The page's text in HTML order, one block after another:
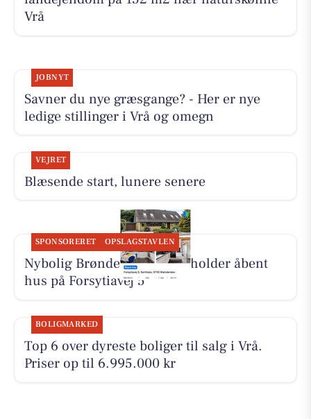
Vrå
JOBNYT
Savner du nye græsgange? - Her er nye
ledige stillinger i Vrå og omegn
VEJRET
Blæsende start, lunere senere
SPONSORERET OPSLAGSTAVLEN
Nybolig Brønderslev & Vrå holder åbent
hus på Forsytiavej 5
BOLIGMARKED
Top 6 over dyreste boliger til salg i Vrå.
Priser op til 6.995.000 kr